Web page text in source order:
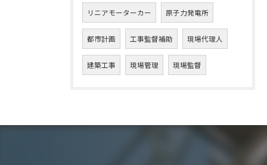
リニアモーターカー 原子力発電所
都市計画 工事監督補助 現場代理人
建築工事 現場管理 現場監督